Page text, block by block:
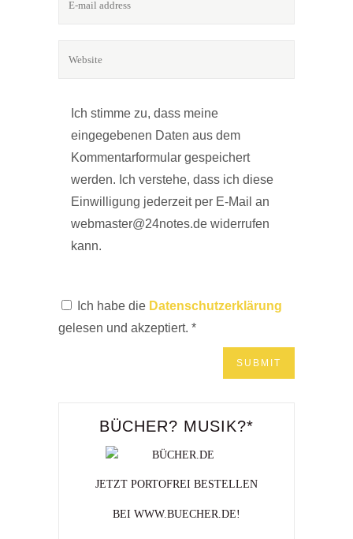
Ich stimme zu, dass meine
eingegebenen Daten aus dem
Kommentarformular gespeichert
werden. Ich verstehe, dass ich diese
Einwilligung jederzeit per E-Mail an
webmaster@24notes.de widerrufen
kann.
Ich habe die Datenschutzerklärung
gelesen und akzeptiert. *
BÜCHER? MUSIK?*
JETZT PORTOFREI BESTELLEN
BEI WWW.BUECHER.DE!